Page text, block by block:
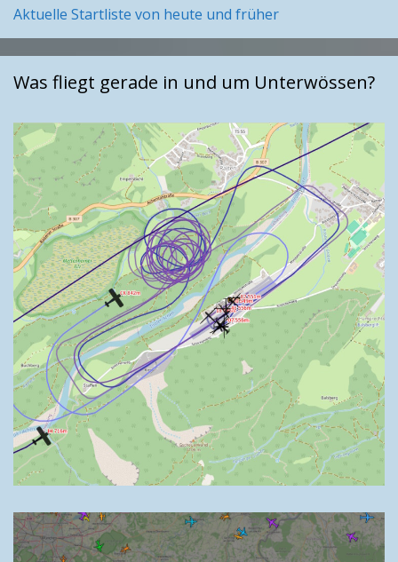
Aktuelle Startliste von heute und früher
Was fliegt gerade in und um Unterwössen?